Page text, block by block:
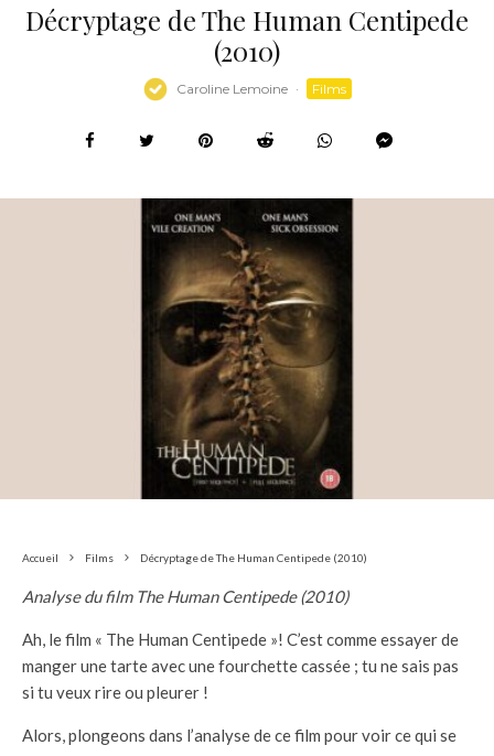
Décryptage de The Human Centipede
(2010)
Caroline Lemoine · Films
Accueil Films Décryptage de The Human Centipede (2010)
Analyse du film The Human Centipede (2010)
Ah, le film « The Human Centipede »! C’est comme essayer de
manger une tarte avec une fourchette cassée ; tu ne sais pas
si tu veux rire ou pleurer !
Alors, plongeons dans l’analyse de ce film pour voir ce qui se